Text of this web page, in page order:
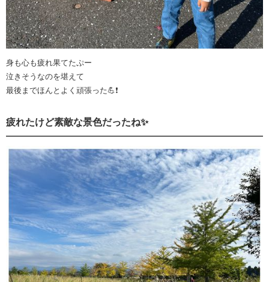
身も心も疲れ果てたぷー
泣きそうなのを堪えて
最後までほんとよく頑張った💪❗️
疲れたけど素敵な景色だったね✨